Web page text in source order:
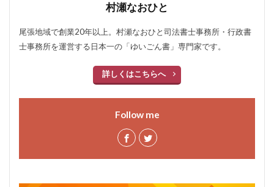
村瀬なおひと
尾張地域で創業20年以上。村瀬なおひと司法書士事務所・行政書
士事務所を運営する日本一の「ゆいごん書」専門家です。
詳しくはこちらへ
Follow me